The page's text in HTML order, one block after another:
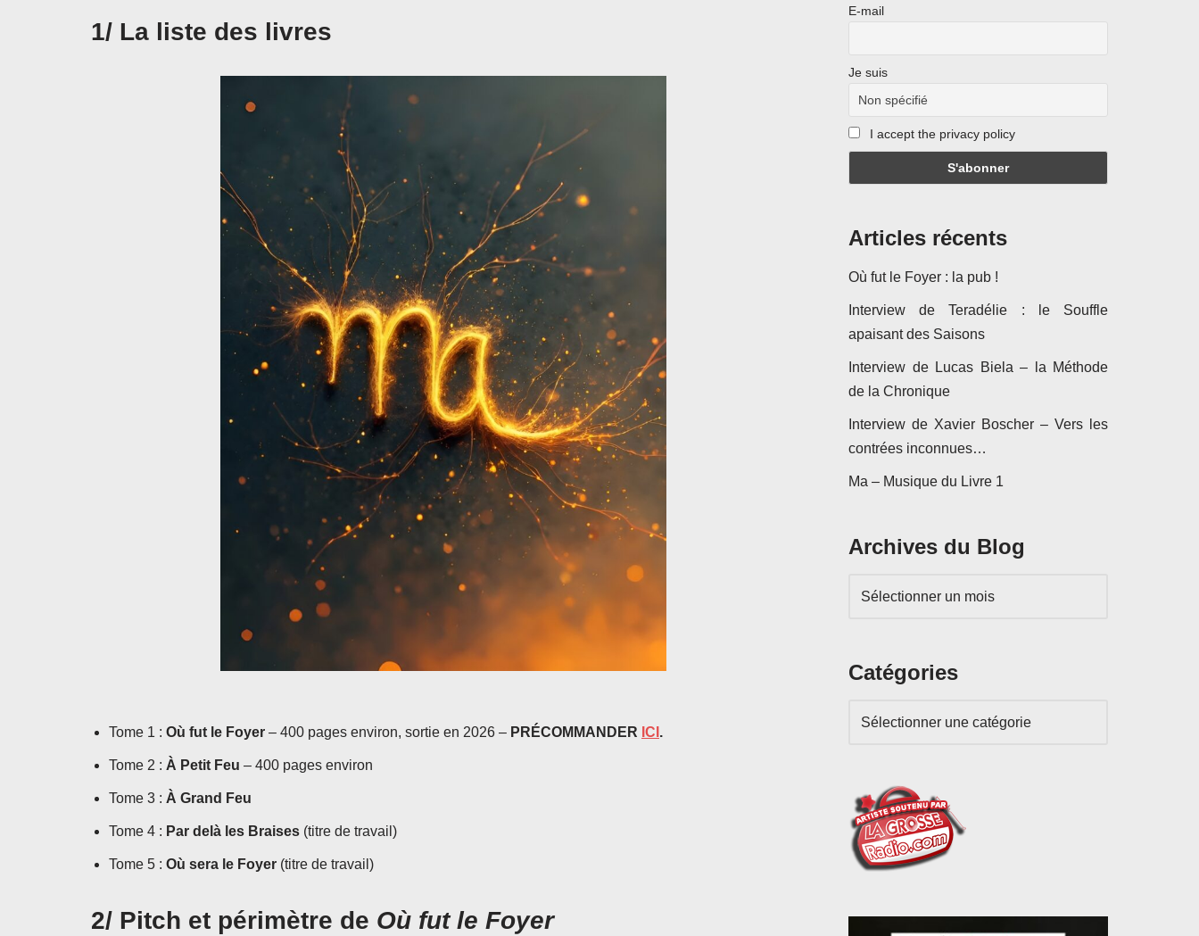
1/ La liste des livres
Tome 1 : Où fut le Foyer – 400 pages environ, sortie en 2026 – PRÉCOMMANDER ICI .
Tome 2 : À Petit Feu – 400 pages environ
Tome 3 : À Grand Feu
Tome 4 : Par delà les Braises (titre de travail)
Tome 5 : Où sera le Foyer (titre de travail)
2/ Pitch et périmètre de Où fut le Foyer
E-mail
Je suis
I accept the privacy policy
Articles récents
Où fut le Foyer : la pub !
Interview de Teradélie : le Souffle
apaisant des Saisons
Interview de Lucas Biela – la Méthode
de la Chronique
Interview de Xavier Boscher – Vers les
contrées inconnues…
Ma – Musique du Livre 1
Archives du Blog
Catégories